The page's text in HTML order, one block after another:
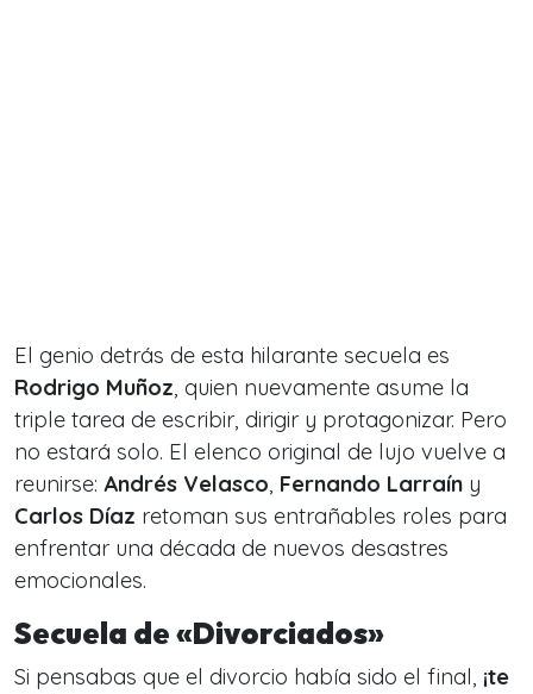
El genio detrás de esta hilarante secuela es
Rodrigo Muñoz, quien nuevamente asume la
triple tarea de escribir, dirigir y protagonizar. Pero
no estará solo. El elenco original de lujo vuelve a
reunirse: Andrés Velasco, Fernando Larraín y
Carlos Díaz retoman sus entrañables roles para
enfrentar una década de nuevos desastres
emocionales.
Secuela de «Divorciados»
Si pensabas que el divorcio había sido el final, ¡te